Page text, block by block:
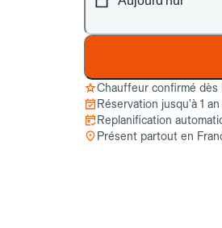
Chauffeur confirmé dès
Réservation jusqu’à 1 an
Replanification
Présent partout en